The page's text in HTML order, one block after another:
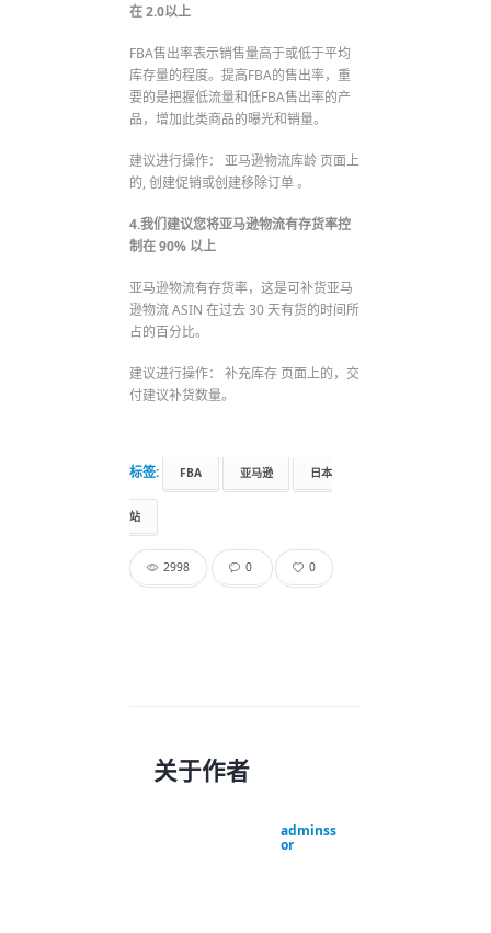
在 2.0以上
FBA售出率表示销售量高于或低于平均
库存量的程度。提高FBA的售出率，重
要的是把握低流量和低FBA售出率的产
品，增加此类商品的曝光和销量。
建议进行操作： 亚马逊物流库龄 页面上
的, 创建促销或创建移除订单 。
4.我们建议您将亚马逊物流有存货率控
制在 90% 以上
亚马逊物流有存货率，这是可补货亚马
逊物流 ASIN 在过去 30 天有货的时间所
占的百分比。
建议进行操作： 补充库存 页面上的，交
付建议补货数量。
标签: FBA 亚马逊 日本
站
2998 0 0
关于作者
adminss
or